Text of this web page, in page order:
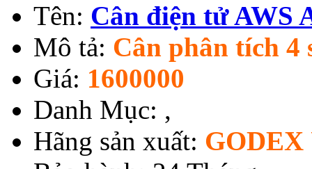
Tên: Cân điện tử AWS
Mô tả: Cân phân tích 4
Giá: 1600000
Danh Mục: ,
Hãng sản xuất: GODEX